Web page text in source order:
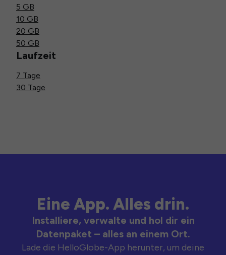
5 GB
10 GB
20 GB
50 GB
Laufzeit
7 Tage
30 Tage
Eine App. Alles drin.
Installiere, verwalte und hol dir ein
Datenpaket – alles an einem Ort.
Lade die HelloGlobe-App herunter, um deine